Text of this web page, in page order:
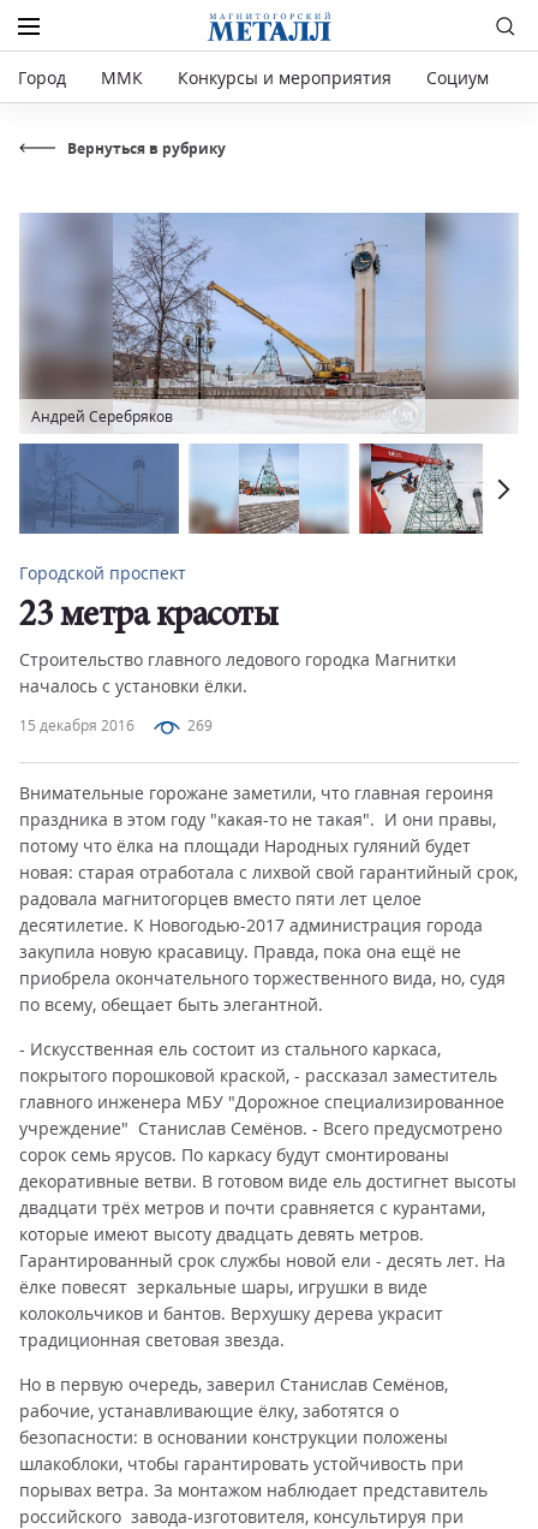
Город ММК Конкурсы и мероприятия Социум
Вернуться в рубрику
15 декабря 2016 269
Городской проспект
23 метра красоты
Строительство главного ледового городка Магнитки
началось с установки ёлки.
Андрей Серебряков
Внимательные горожане заметили, что главная героиня
праздника в этом году "какая-то не такая". И они правы,
потому что ёлка на площади Народных гуляний будет
новая: старая отработала с лихвой свой гарантийный срок,
радовала магнитогорцев вместо пяти лет целое
десятилетие. К Новогодью-2017 администрация города
закупила новую красавицу. Правда, пока она ещё не
приобрела окончательного торжественного вида, но, судя
по всему, обещает быть элегантной.
- Искусственная ель состоит из стального каркаса,
покрытого порошковой краской, - рассказал заместитель
главного инженера МБУ "Дорожное специализированное
учреждение" Станислав Семёнов. - Всего предусмотрено
сорок семь ярусов. По каркасу будут смонтированы
декоративные ветви. В готовом виде ель достигнет высоты
двадцати трёх метров и почти сравняется с курантами,
которые имеют высоту двадцать девять метров.
Гарантированный срок службы новой ели - десять лет. На
ёлке повесят зеркальные шары, игрушки в виде
колокольчиков и бантов. Верхушку дерева украсит
традиционная световая звезда.
Но в первую очередь, заверил Станислав Семёнов,
рабочие, устанавливающие ёлку, заботятся о
безопасности: в основании конструкции положены
шлакоблоки, чтобы гарантировать устойчивость при
порывах ветра. За монтажом наблюдает представитель
российского завода-изготовителя, консультируя при